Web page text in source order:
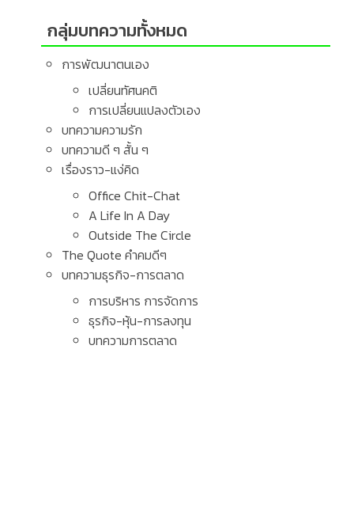
กลุ่มบทความทั้งหมด
การพัฒนาตนเอง
เปลี่ยนทัศนคติ
การเปลี่ยนแปลงตัวเอง
บทความความรัก
บทความดี ๆ สั้น ๆ
เรื่องราว-แง่คิด
Office Chit-Chat
A Life In A Day
Outside The Circle
The Quote คำคมดีๆ
บทความธุรกิจ-การตลาด
การบริหาร การจัดการ
ธุรกิจ-หุ้น-การลงทุน
บทความการตลาด